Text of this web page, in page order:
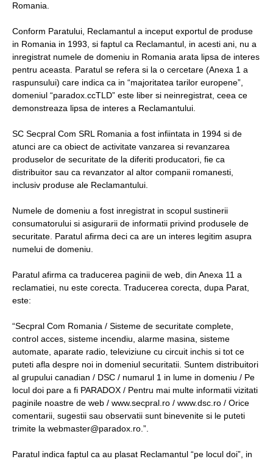
Romania.
Conform Paratului, Reclamantul a inceput exportul de produse
in Romania in 1993, si faptul ca Reclamantul, in acesti ani, nu a
inregistrat numele de domeniu in Romania arata lipsa de interes
pentru aceasta. Paratul se refera si la o cercetare (Anexa 1 a
raspunsului) care indica ca in “majoritatea tarilor europene”,
domeniul “paradox.ccTLD” este liber si neinregistrat, ceea ce
demonstreaza lipsa de interes a Reclamantului.
SC Secpral Com SRL Romania a fost infiintata in 1994 si de
atunci are ca obiect de activitate vanzarea si revanzarea
produselor de securitate de la diferiti producatori, fie ca
distribuitor sau ca revanzator al altor companii romanesti,
inclusiv produse ale Reclamantului.
Numele de domeniu a fost inregistrat in scopul sustinerii
consumatorului si asigurarii de informatii privind produsele de
securitate. Paratul afirma deci ca are un interes legitim asupra
numelui de domeniu.
Paratul afirma ca traducerea paginii de web, din Anexa 11 a
reclamatiei, nu este corecta. Traducerea corecta, dupa Parat,
este:
“Secpral Com Romania / Sisteme de securitate complete,
control acces, sisteme incendiu, alarme masina, sisteme
automate, aparate radio, televiziune cu circuit inchis si tot ce
puteti afla despre noi in domeniul securitatii. Suntem distribuitori
al grupului canadian / DSC / numarul 1 in lume in domeniu / Pe
locul doi pare a fi PARADOX / Pentru mai multe informatii vizitati
paginile noastre de web / www.secpral.ro / www.dsc.ro / Orice
comentarii, sugestii sau observatii sunt binevenite si le puteti
trimite la webmaster@paradox.ro.”.
Paratul indica faptul ca au plasat Reclamantul “pe locul doi”, in